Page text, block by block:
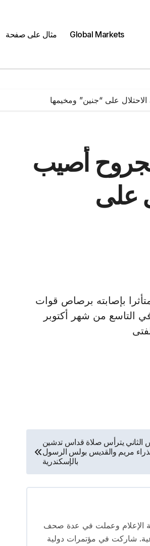
Global Markets مثال على صفحة
على “جنين” ومخيمها
أصيب
على
متأثرا بإصابته برصاص قوات
التاسع من شهر أكتوبر
الثاني يترأس صلاة قداس تدشين
مريم والقديس بولس الرسول
بالإسكندرية
تخرجت من كلية الإعلام وعملت في عدة صحف
شاركت في مؤتمرات دولية